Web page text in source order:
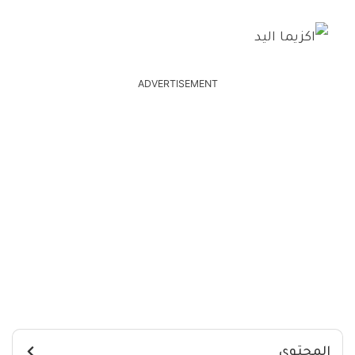
ADVERTISEMENT